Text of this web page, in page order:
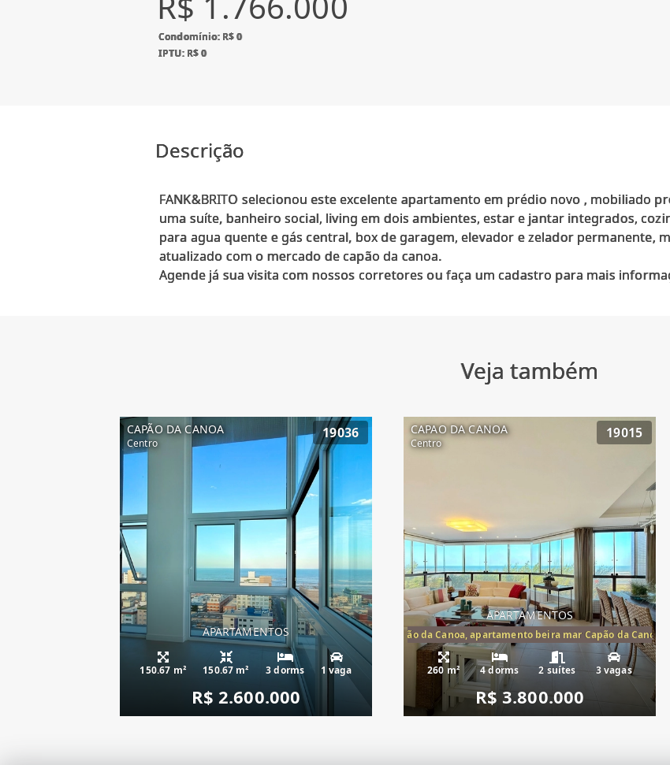
Condomínio: R$ 0
IPTU: R$ 0
Descrição
FANK&BRITO selecionou este excelente apartamento em prédio novo , mobiliado
uma suíte, banheiro social, living em dois ambientes, estar e jantar integrados,
para agua quente e gás central, box de garagem, elevador e zelador permanente,
atualizado com o mercado de capão da canoa.
Veja também
CAPÃO DA CANOA
Centro
19036
APARTAMENTOS
150.67 m² 150.67 m² 3 dorms 1 vaga
R$ 2.600.000
CAPAO DA CANOA
Centro
19015
APARTAMENTOS
apartamento frente mar Capão da Canoa, apartamento beira mar Capão da Canoa,
260 m² 4 dorms 2 suítes 3 vagas
R$ 3.800.000
Apartamento Beira-